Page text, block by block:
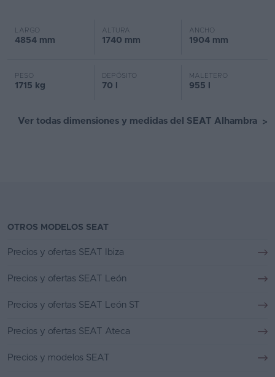
LARGO
4854 mm
ALTURA
1740 mm
ANCHO
1904 mm
PESO
1715 kg
DEPÓSITO
70 l
MALETERO
955 l
Ver todas dimensiones y medidas del SEAT Alhambra >
OTROS MODELOS SEAT
Precios y ofertas SEAT Ibiza
Precios y ofertas SEAT León
Precios y ofertas SEAT León ST
Precios y ofertas SEAT Ateca
Precios y modelos SEAT